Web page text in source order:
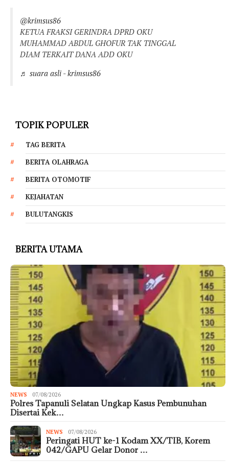
@krimsus86
KETUA FRAKSI GERINDRA DPRD OKU
MUHAMMAD ABDUL GHOFUR TAK TINGGAL
DIAM TERKAIT DANA ADD OKU
♬ suara asli - krimsus86
TOPIK POPULER
TAG BERITA
BERITA OLAHRAGA
BERITA OTOMOTIF
KEJAHATAN
BULUTANGKIS
BERITA UTAMA
NEWS 07/08/2026
Polres Tapanuli Selatan Ungkap Kasus Pembunuhan
Disertai Kek…
NEWS 07/08/2026
Peringati HUT ke-1 Kodam XX/TIB, Korem
042/GAPU Gelar Donor …